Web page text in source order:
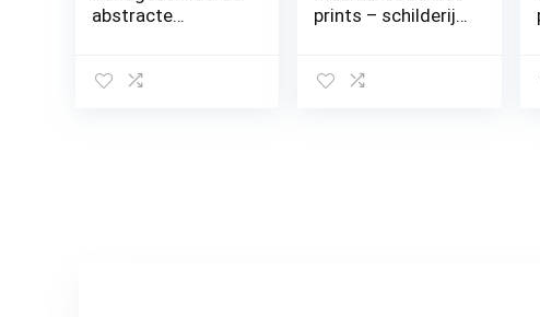
abstracte
canvas schilderij
prints – schilderij
modern